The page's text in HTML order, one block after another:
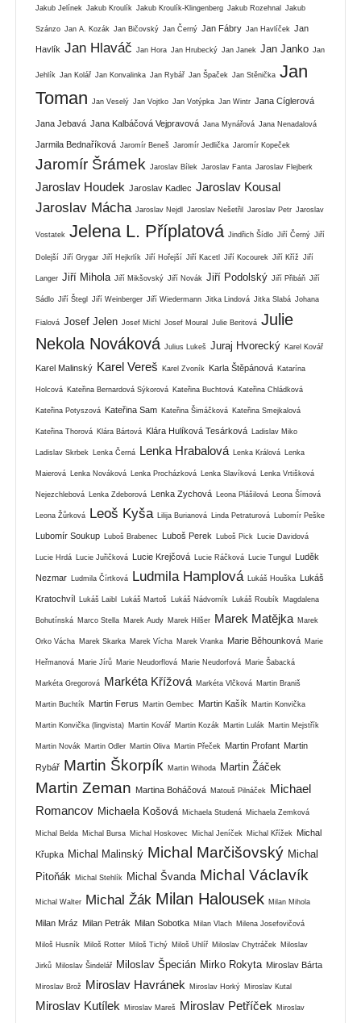
Jakub Jelínek Jakub Kroulík Jakub Kroulík-Klingenberg Jakub Rozehnal Jakub
Szánzo Jan A. Kozák Jan Bičovský Jan Černý Jan Fábry Jan Havlíček Jan
Havlík Jan Hlaváč Jan Hora Jan Hrubecký Jan Janek Jan Janko Jan
Jehlík Jan Kolář Jan Konvalinka Jan Rybář Jan Špaček Jan Stěnička Jan
Toman
Jan Veselý Jan Vojtko Jan Votýpka Jan Wintr Jana Cíglerová
Jana Jebavá Jana Kalbáčová Vejpravová Jana Mynářová Jana Nenadalová
Jarmila Bednaříková Jaromír Beneš Jaromír Jedlička Jaromír Kopeček
Jaromír Šrámek Jaroslav Bílek Jaroslav Fanta Jaroslav Flejberk
Jaroslav Houdek Jaroslav Kadlec Jaroslav Kousal
Jaroslav Mácha Jaroslav Nejdl Jaroslav Nešetřil Jaroslav Petr Jaroslav
Vostatek Jelena L. Příplatová Jindřich Šídlo Jiří Černý Jiří
Dolejší Jiří Grygar Jiří Hejkrlík Jiří Hořejší Jiří Kacetl Jiří Kocourek Jiří Kříž Jiří
Langer Jiří Mihola Jiří Mikšovský Jiří Novák Jiří Podolský Jiří Přibáň Jiří
Sádlo Jiří Štegl Jiří Weinberger Jiří Wiedermann Jitka Lindová Jitka Slabá Johana
Fialová Josef Jelen Josef Michl Josef Moural Julie Beritová Julie
Nekola Nováková Julius Lukeš Juraj Hvorecký Karel Kovář
Karel Malinský Karel Vereš Karel Zvoník Karla Štěpánová Katarína
Holcová Kateřina Bernardová Sýkorová Kateřina Buchtová Kateřina Chládková
Kateřina Potyszová Kateřina Sam Kateřina Šimáčková Kateřina Smejkalová
Kateřina Thorová Klára Bártová Klára Hulíková Tesárková Ladislav Miko
Ladislav Skrbek Lenka Černá Lenka Hrabalová Lenka Králová Lenka
Maierová Lenka Nováková Lenka Procházková Lenka Slavíková Lenka Vrtišková
Nejezchlebová Lenka Zdeborová Lenka Zychová Leona Plášilová Leona Šímová
Leona Žůrková Leoš Kyša Lilija Burianová Linda Petraturová Lubomír Peške
Lubomír Soukup Luboš Brabenec Luboš Perek Luboš Pick Lucie Davidová
Lucie Hrdá Lucie Juřičková Lucie Krejčová Lucie Ráčková Lucie Tungul Luděk
Nezmar Ludmila Čírtková Ludmila Hamplová Lukáš Houška Lukáš
Kratochvíl Lukáš Laibl Lukáš Martoš Lukáš Nádvorník Lukáš Roubík Magdalena
Bohutínská Marco Stella Marek Audy Marek Hilšer Marek Matějka Marek
Orko Vácha Marek Skarka Marek Vícha Marek Vranka Marie Běhounková Marie
Heřmanová Marie Jírů Marie Neudorflová Marie Neudorfová Marie Šabacká
Markéta Gregorová Markéta Křížová Markéta Vlčková Martin Braniš
Martin Buchtík Martin Ferus Martin Gembec Martin Kašík Martin Konvička
Martin Konvička (lingvista) Martin Kovář Martin Kozák Martin Lulák Martin Mejstřík
Martin Novák Martin Odler Martin Oliva Martin Přeček Martin Profant Martin
Rybář Martin Škorpík Martin Wihoda Martin Žáček
Martin Zeman Martina Boháčová Matouš Pilnáček
Michael
Romancov Michaela Košová Michaela Studená Michaela Zemková
Michal Belda Michal Bursa Michal Hoskovec Michal Jeníček Michal Křížek Michal
Křupka Michal Malinský Michal Marčišovský Michal
Pitoňák
Michal Stehlík Michal Švanda Michal Václavík
Michal Walter Michal Žák Milan Halousek Milan Mihola
Milan Mráz Milan Petrák Milan Sobotka Milan Vlach Milena Josefovičová
Miloš Husník Miloš Rotter Miloš Tichý Miloš Uhlíř Miloslav Chytráček Miloslav
Jirků Miloslav Šindelář Miloslav Špecián Mirko Rokyta Miroslav Bárta
Miroslav Brož Miroslav Havránek Miroslav Horký Miroslav Kutal
Miroslav Kutílek Miroslav Mareš Miroslav Petříček Miroslav